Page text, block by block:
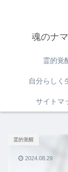
魂のナ
霊的覚
自分らしく
サイトマ
霊的覚醒
2024.08.29